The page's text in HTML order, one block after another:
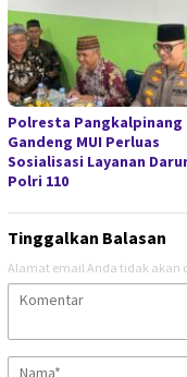
Polresta Pangkalpinang
Gandeng MUI Perluas
Sosialisasi Layanan
Polri 110
Tinggalkan Balasan
Alamat email Anda tidak akan